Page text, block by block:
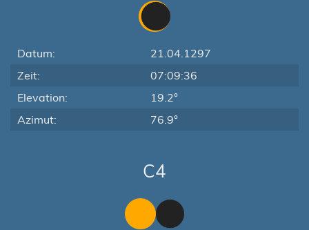
Datum:
21.04.1297
Zeit:
07:09:36
Elevation:
19.2°
Azimut:
76.9°
C4